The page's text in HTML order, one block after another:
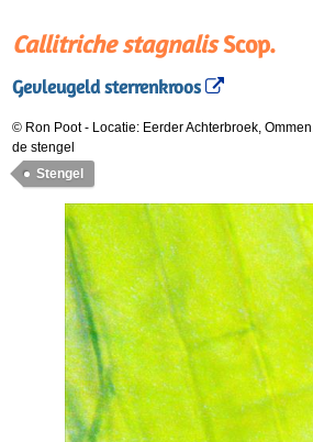
Callitriche stagnalisScop.
Gevleugeld sterrenkroos
© Ron Poot- Locatie: Eerder Achterbroek,
de stengel
Stengel